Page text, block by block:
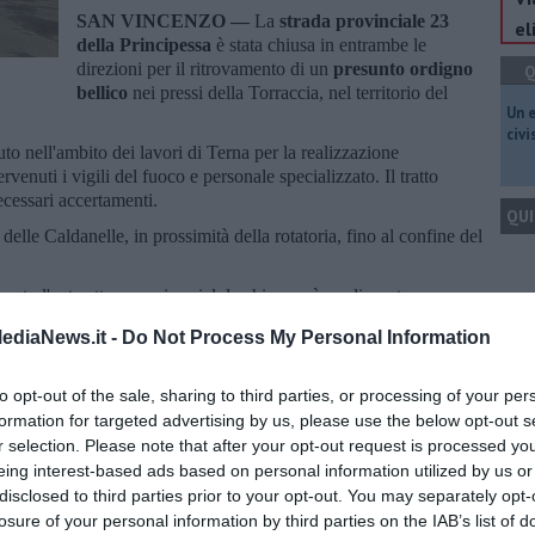
- Do Not Process My Personal Information
opt-out of the sale, sharing to third parties, or processing of your
for targeted advertising by us, please use the below opt-out
selection. Please note that after your opt-out request is processed
interest-based ads based on personal information utilized by us
to third parties prior to your opt-out. You may separately
of your personal information by third parties on the IAB’s list of
SAN VINCENZO — La strada provinciale 23
della Principessa è stata chiusa in entrambe le
direzioni per il ritrovamento di un presunto ordigno
bellico nei pressi della Torraccia, nel territorio del
nell'ambito dei lavori di Terna per la realizzazione
i vigili del fuoco e personale specializzato. Il tratto
accertamenti.
Caldanelle, in prossimità della rotatoria, fino al confine del
l'ente attraverso i social, la chiusura è predisposta
in direzione Venturina Terme.
iscriviti alla Newsletter QUInews - ToscanaMedia.
nella tua casella di posta.
​Un
QUI